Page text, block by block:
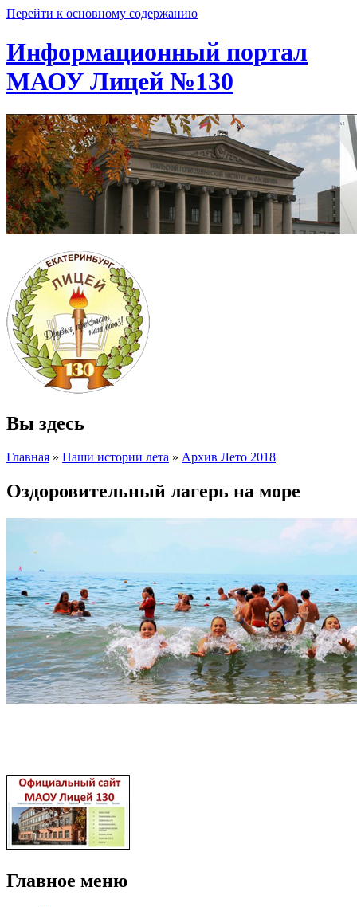
Перейти к основному содержанию
Информационный портал
МАОУ Лицей №130
Вы здесь
Главная » Наши истории лета » Архив Лето 2018
Оздоровительный лагерь на море
Главное меню